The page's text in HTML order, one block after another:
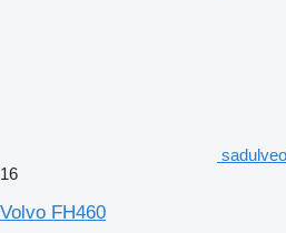
16
Volvo FH460